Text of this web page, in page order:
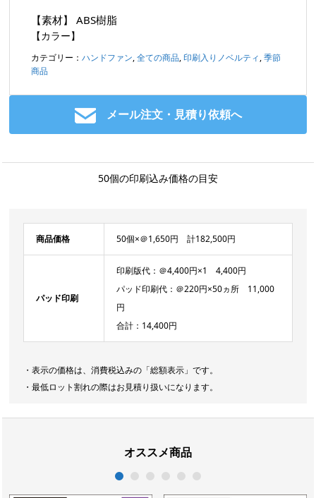
【素材】 ABS樹脂
【カラー】
カテゴリー： ハンドファン,全ての商品,印刷入りノベルティ,季節
商品
メール注文・見積り依頼へ
50個の印刷込み価格の目安
・表示の価格は、消費税込みの「総額表示」です。
・最低ロット割れの際はお見積り扱いになります。
商品価格 50個×＠1,650円 計182,500円
パッド印刷
印刷版代：＠4,400円×1 4,400円
パッド印刷代：＠220円×50ヵ所 11,000
円
合計：14,400円
オススメ商品
1 2 3 4 5 6